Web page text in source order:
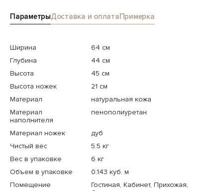
ПараметрыДоставка и оплатаПримерка
Ширина
64 см
Глубина
44 см
Высота
45 см
Высота ножек
21 см
Материал
натуральная кожа
Материал
наполнителя
пенополиуретан
Материал ножек
дуб
Чистый вес
5.5 кг
Вес в упаковке
6 кг
Объем в упаковке
0.143 куб. м
Помещение
Гостиная, Кабинет, Прихожая,